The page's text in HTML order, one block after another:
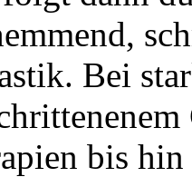
Bei
bis